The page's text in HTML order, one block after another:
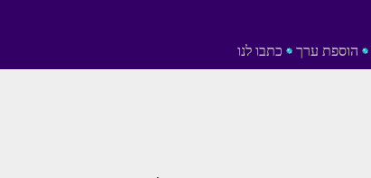
הוספת ערך כתבו לנו